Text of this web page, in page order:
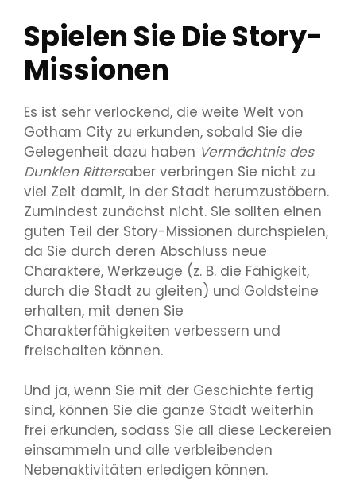
Spielen Sie Die Story-
Missionen
Es ist sehr verlockend, die weite Welt von
Gotham City zu erkunden, sobald Sie die
Gelegenheit dazu haben Vermächtnis des
Dunklen Rittersaber verbringen Sie nicht zu
viel Zeit damit, in der Stadt herumzustöbern.
Zumindest zunächst nicht. Sie sollten einen
guten Teil der Story-Missionen durchspielen,
da Sie durch deren Abschluss neue
Charaktere, Werkzeuge (z. B. die Fähigkeit,
durch die Stadt zu gleiten) und Goldsteine ​​
erhalten, mit denen Sie
Charakterfähigkeiten verbessern und
freischalten können.
Und ja, wenn Sie mit der Geschichte fertig
sind, können Sie die ganze Stadt weiterhin
frei erkunden, sodass Sie all diese Leckereien
einsammeln und alle verbleibenden
Nebenaktivitäten erledigen können.